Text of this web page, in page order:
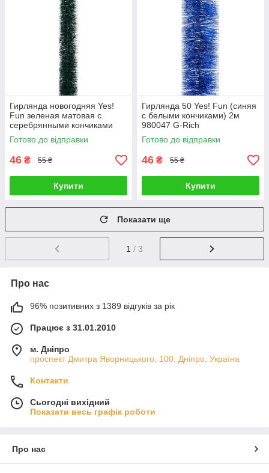
Гирлянда новогодняя Yes!
Fun зеленая матовая с
серебрянными кончиками
901305 G-Rich
Готово до відправки
46 ₴ 55 ₴
Купити
Гирлянда 50 Yes! Fun (синяя
с белыми кончиками) 2м
980047 G-Rich
Готово до відправки
46 ₴ 55 ₴
Купити
Показати ще
1 / 3
Про нас
96% позитивних з 1389 відгуків за рік
Працює з 31.01.2010
м. Дніпро
проспект Дмитра Яворницького, 100, Дніпро, Україна
Контакти
Сьогодні вихідний
Показати весь графік роботи
Про нас